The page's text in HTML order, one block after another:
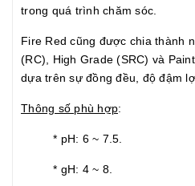
trong quá trình chăm sóc.
Fire Red cũng được chia thành
(RC), High Grade (SRC) và
dựa trên sự đồng đều, độ đậm
Thông số phù hợp:
* pH: 6 ~ 7.5.
* gH: 4 ~ 8.